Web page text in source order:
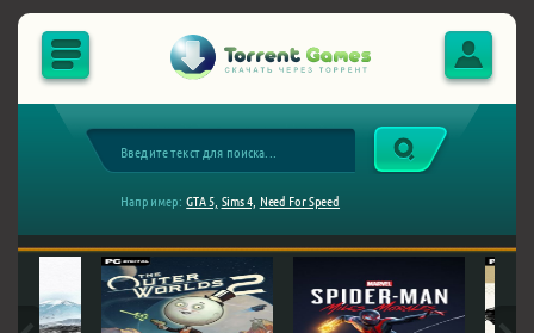
Например: GTA 5, Sims 4, Need For Speed